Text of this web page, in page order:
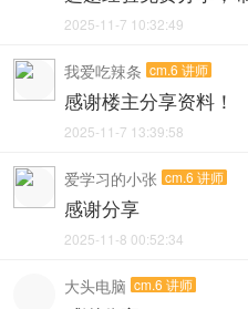
2025-11-7 10:32:49
我爱吃辣条 cm.6 讲师
感谢楼主分享资料！
2025-11-7 13:39:58
爱学习的小张 cm.6 讲师
感谢分享
2025-11-8 00:52:34
大头电脑 cm.6 讲师